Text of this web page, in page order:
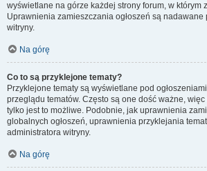
wyświetlane na górze każdej strony forum, w którym
Uprawnienia zamieszczania ogłoszeń są nadawane
witryny.
Na górę
Co to są przyklejone tematy?
Przyklejone tematy są wyświetlane pod
przeglądu tematów. Często są one dość ważne,
tylko jest to możliwe. Podobnie, jak uprawnienia
globalnych ogłoszeń, uprawnienia przyklejania
administratora witryny.
Na górę